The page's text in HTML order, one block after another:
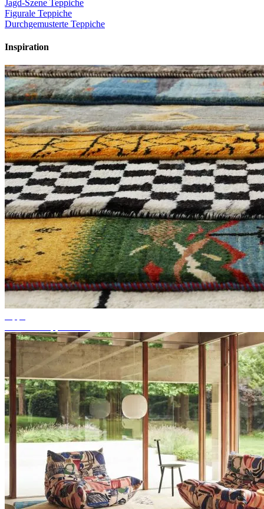
Jagd-Szene Teppiche
Figurale Teppiche
Durchgemusterte Teppiche
Inspiration